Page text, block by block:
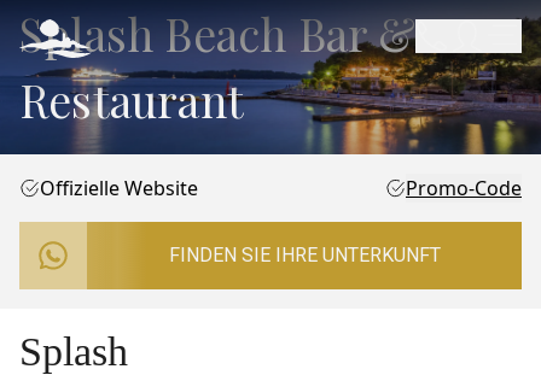
Splash Beach Bar &
Restaurant
Offizielle Website Promo-Code
FINDEN SIE IHRE UNTERKUNFT
Splash